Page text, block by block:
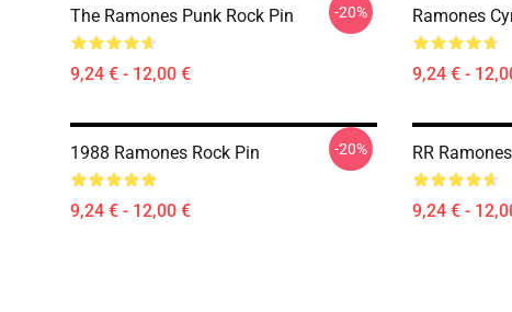
The Ramones Punk Rock Pin
9,24 € - 12,00 €
-20% Ramones
9,24 € -
1988 Ramones Rock Pin
9,24 € - 12,00 €
-20% RR
9,24 € -